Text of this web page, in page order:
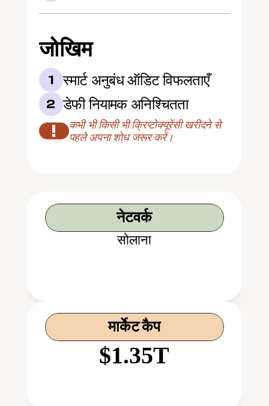
जोखिम
1 स्मार्ट अनुबंध ऑडिट विफलताएँ
2 डेफी नियामक अनिश्चितता
!
कभी भी किसी भी क्रिप्टोक्यूरेंसी खरीदने से
पहले अपना शोध जरूर करें।
नेटवर्क
सोलाना
मार्केट कैप
$1.35T